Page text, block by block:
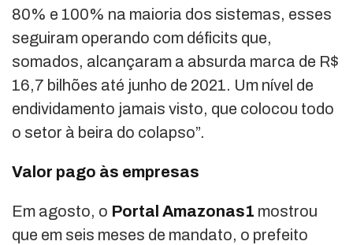
80% e 100% na maioria dos sistemas, esses
seguiram operando com déficits que,
somados, alcançaram a absurda marca de R$
16,7 bilhões até junho de 2021. Um nível de
endividamento jamais visto, que colocou todo
o setor à beira do colapso”.
Valor pago às empresas
Em agosto, o Portal Amazonas1 mostrou
que em seis meses de mandato, o prefeito